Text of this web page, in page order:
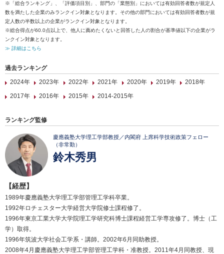
※「総合ランキング」、「評価項目別」、部門の「業態別」においては有効回答者数が規定人
数を満たした企業のみランクイン対象となります。その他の部門においては有効回答者数が規
定人数の半数以上の企業がランクイン対象となります。
※総合得点が60.0点以上で、他人に薦めたくないと回答した人の割合が基準値以下の企業がラ
ンクイン対象となります。
≫ 詳細はこちら
過去ランキング
2024年
2023年 2022年 2021年 2020年 2019年
2018年
2017年
2016年 2015年 2014-2015年
ランキング監修
慶應義塾大学理工学部教授／内閣府 上席科学技術政策フェロー
（非常勤）
鈴木秀男
【経歴】
1989年慶應義塾大学理工学部管理工学科卒業。
1992年ロチェスター大学経営大学院修士課程修了。
1996年東京工業大学大学院理工学研究科博士課程経営工学専攻修了。博士（工
学）取得。
1996年筑波大学社会工学系・講師。2002年6月同助教授。
2008年4月慶應義塾大学理工学部管理工学科・准教授。2011年4月同教授、現